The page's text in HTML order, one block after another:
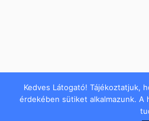
Kedves Látogató! Tájékoztatjuk,
érdekében sütiket alkalmazunk. A